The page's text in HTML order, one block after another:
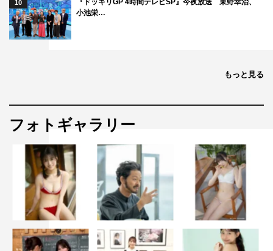
10
小池栄…
もっと見る
フォトギャラリー